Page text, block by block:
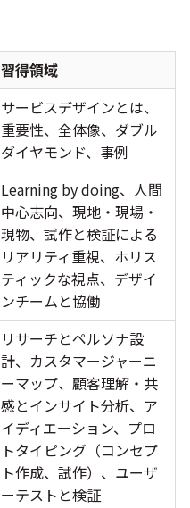
習得領域
サービスデザインとは、
重要性、全体像、ダブル
ダイヤモンド、事例
Learning by doing、人間
中心志向、現地・現場・
現物、試作と検証による
リアリティ重視、ホリス
ティックな視点、デザイ
ンチームと協働
リサーチとペルソナ設
計、カスタマージャーニ
ーマップ、顧客理解・共
感とインサイト分析、ア
イディエーション、プロ
トタイピング（コンセプ
ト作成、試作）、ユーザ
ーテストと検証